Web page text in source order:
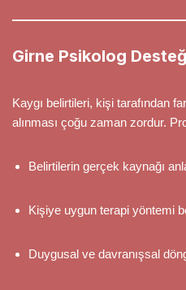
Girne Psikolog
Kaygı belirtileri, kişi tarafından
alınması çoğu zaman zordur.
Belirtilerin gerçek kaynağı
Kişiye uygun terapi yöntemi
Duygusal ve davranışsal